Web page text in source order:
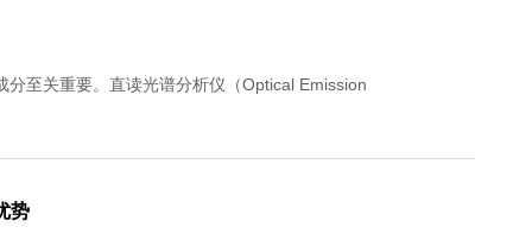
至关重要。直读光谱分析仪（Optical Emission
势